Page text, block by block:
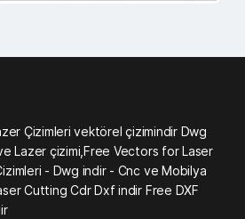
Çizimleri vektörel çizimindir Dwg
Lazer çizimi,Free Vectors for Laser
- Dwg indir - Cnc ve Mobilya
Cutting Cdr Dxf indir Free DXF